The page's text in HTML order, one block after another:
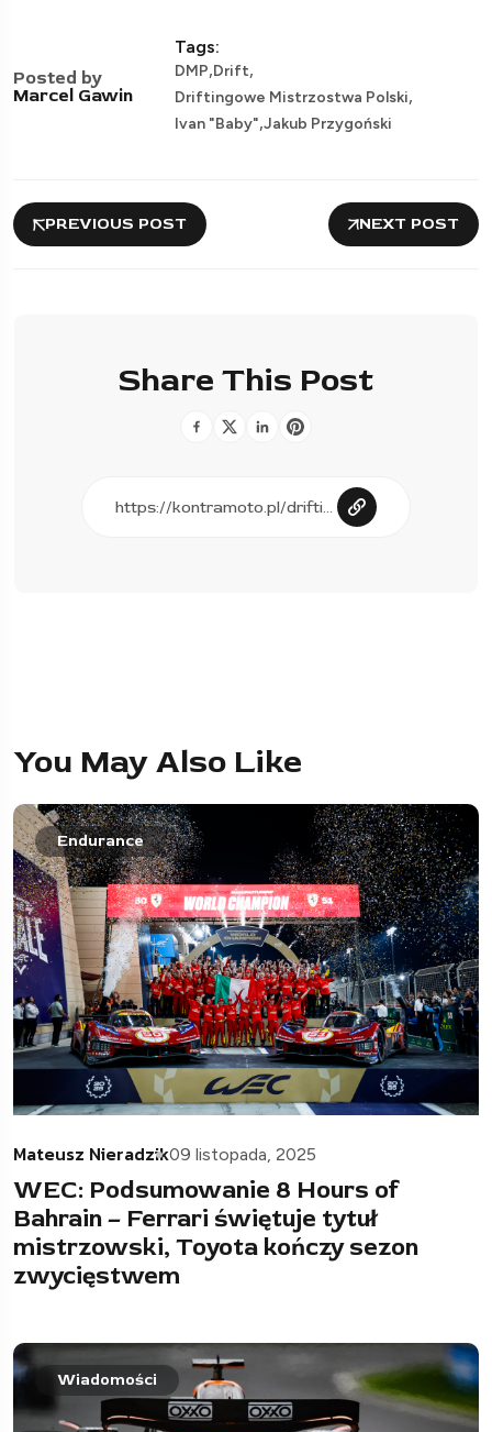
Posted by
Marcel Gawin
Tags:
DMP,Drift,
Driftingowe Mistrzostwa Polski,
Ivan "Baby",Jakub Przygoński
PREVIOUS POST NEXT POST
Share This Post
You May Also Like
Endurance
Mateusz Nieradzik09 listopada, 2025
WEC: Podsumowanie 8 Hours of
Bahrain – Ferrari świętuje tytuł
mistrzowski, Toyota kończy sezon
zwycięstwem
Wiadomości